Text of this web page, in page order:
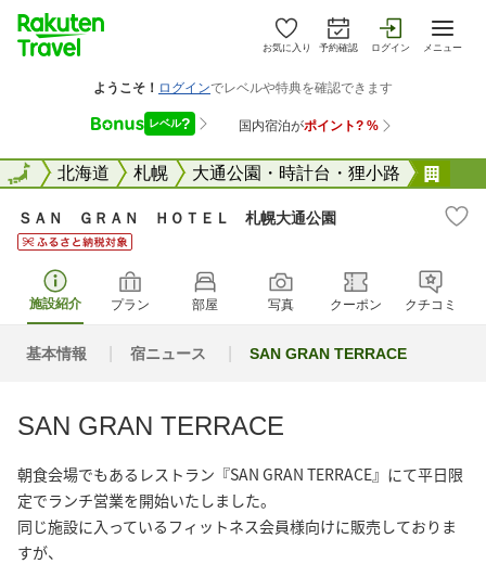
お気に入り 予約確認 ログイン メニュー
全国北海道 札幌 大通公園・時計台・狸小路
全国
ＳＡＮ ＧＲＡＮ ＨＯＴＥＬ 札幌大通公園
施設紹介 プラン 部屋 写真 クーポン クチコミ
基本情報 宿ニュース SAN GRAN TERRACE
SAN GRAN TERRACE
朝食会場でもあるレストラン『SAN GRAN TERRACE』にて平日限
定でランチ営業を開始いたしました。
同じ施設に入っているフィットネス会員様向けに販売しておりま
すが、